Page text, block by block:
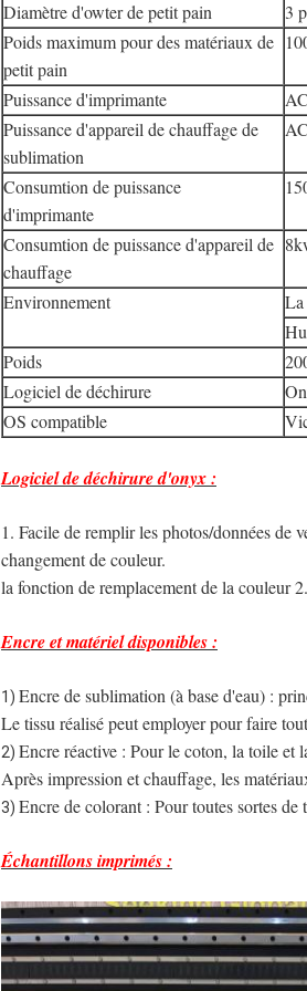
Diamètre d'owter de petit pain
3
Poids maximum pour des matériaux de
petit pain
Puissance d'imprimante
Puissance d'appareil de chauffage de
sublimation
Consumtion de puissance
d'imprimante
Consumtion de puissance d'appareil de
chauffage
Environnement
Poids
Logiciel de déchirure
OS compatible
Logiciel de déchirure d'onyx :
1. Facile de remplir les photos/données
changement de couleur.
la fonction de remplacement de la couleur
Encre et matériel disponibles :
1) Encre de sublimation (à base d'eau) :
Le tissu réalisé peut employer pour faire
2) Encre réactive : Pour le coton, la toile et
Après impression et chauffage, les
3) Encre de colorant : Pour toutes sortes de
Échantillons imprimés :